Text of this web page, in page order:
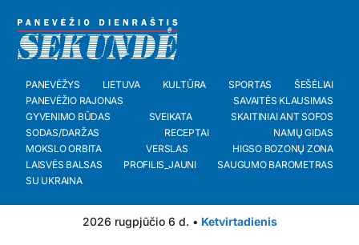
PANEVĖŽYS LIETUVA KULTŪRA SPORTAS
ŠEŠĖLIAI
PANEVĖŽIO RAJONAS
SAVAITĖS KLAUSIMAS
GYVENIMO BŪDAS
SVEIKATA
SKAITINIAI ANT SOFOS
SODAS/DARŽAS
RECEPTAI
NAMŲ GIDAS
MOKSLO ORBITA
VERSLAS
HIGSO BOZONŲ ZONA
LAISVĖS BALSAS
PROFILIS_JAUNI
SAUGUMO BAROMETRAS
SU UKRAINA
2026 rugpjūčio 6 d. • Ketvirtadienis